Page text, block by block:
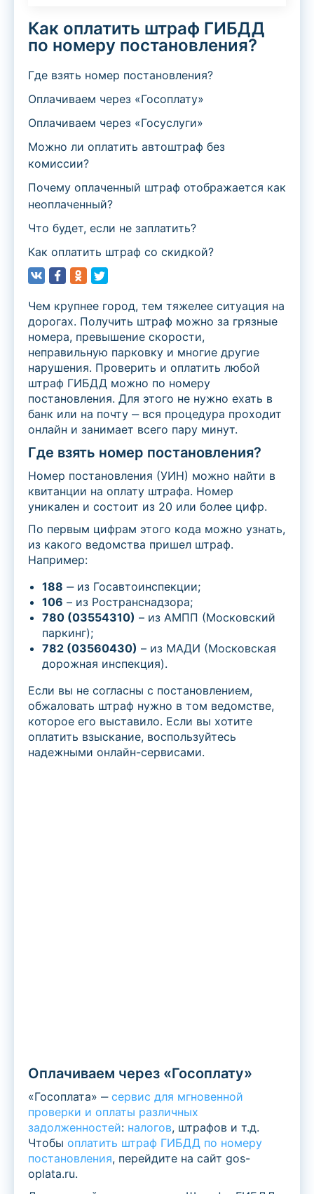
Как оплатить штраф ГИБДД
по номеру постановления?
Где взять номер постановления?
Оплачиваем через «Госоплату»
Оплачиваем через «Госуслуги»
Можно ли оплатить автоштраф без
комиссии?
Почему оплаченный штраф отображается как
неоплаченный?
Что будет, если не заплатить?
Как оплатить штраф со скидкой?
Чем крупнее город, тем тяжелее ситуация на
дорогах. Получить штраф можно за грязные
номера, превышение скорости,
неправильную парковку и многие другие
нарушения. Проверить и оплатить любой
штраф ГИБДД можно по номеру
постановления. Для этого не нужно ехать в
банк или на почту ‒ вся процедура проходит
онлайн и занимает всего пару минут.
Где взять номер постановления?
Номер постановления (УИН) можно найти в
квитанции на оплату штрафа. Номер
уникален и состоит из 20 или более цифр.
По первым цифрам этого кода можно узнать,
из какого ведомства пришел штраф.
Например:
188 ‒ из Госавтоинспекции;
106 – из Ространснадзора;
780 (03554310) – из АМПП (Московский
паркинг);
782 (03560430) – из МАДИ (Московская
дорожная инспекция).
Если вы не согласны с постановлением,
обжаловать штраф нужно в том ведомстве,
которое его выставило. Если вы хотите
оплатить взыскание, воспользуйтесь
надежными онлайн-сервисами.
Оплачиваем через «Госоплату»
«Госоплата» ‒ сервис для мгновенной
проверки и оплаты различных
задолженностей: налогов, штрафов и т.д.
Чтобы оплатить штраф ГИБДД по номеру
постановления, перейдите на сайт gos-
oplata.ru.